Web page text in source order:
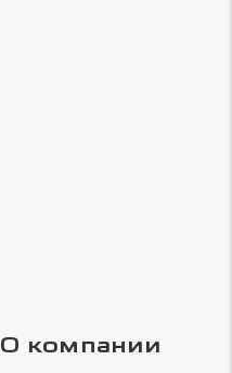
О компании